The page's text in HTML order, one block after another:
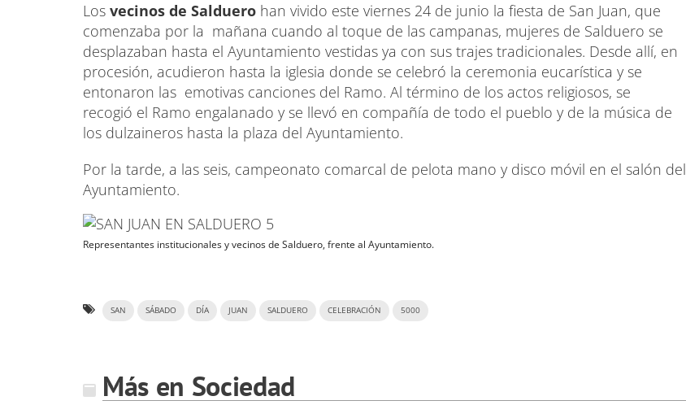
Los vecinos de Salduero han vivido este viernes 24 de junio la fiesta de San Juan, que
comenzaba por la mañana cuando al toque de las campanas, mujeres de Salduero se
desplazaban hasta el Ayuntamiento vestidas ya con sus trajes tradicionales. Desde allí, en
procesión, acudieron hasta la iglesia donde se celebró la ceremonia eucarística y se
entonaron las emotivas canciones del Ramo. Al término de los actos religiosos, se
recogió el Ramo engalanado y se llevó en compañía de todo el pueblo y de la música de
los dulzaineros hasta la plaza del Ayuntamiento.
Por la tarde, a las seis, campeonato comarcal de pelota mano y disco móvil en el salón del
Ayuntamiento.
Representantes institucionales y vecinos de Salduero, frente al Ayuntamiento.
SAN SÁBADO DÍA JUAN SALDUERO CELEBRACIÓN 5000
Más en Sociedad